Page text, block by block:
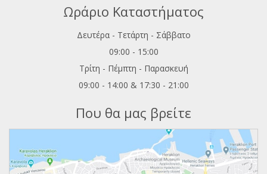
Ωράριο Καταστήματος
Δευτέρα - Τετάρτη - Σάββατο
09:00 - 15:00
Τρίτη - Πέμπτη - Παρασκευή
09:00 - 14:00 & 17:30 - 21:00
Που θα μας βρείτε